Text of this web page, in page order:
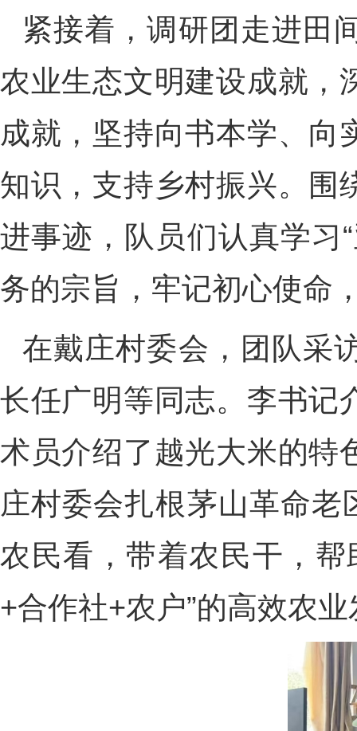
紧接着，调研团走进田
农业生态文明建设成就，
成就，坚持向书本学、向
知识，支持乡村振兴。围
进事迹，队员们认真学习
务的宗旨，牢记初心使命
在戴庄村委会，团队采
长任广明等同志。李书记
术员介绍了越光大米的特
庄村委会扎根茅山革命老
农民看，带着农民干，
+合作社+农户”的高效农